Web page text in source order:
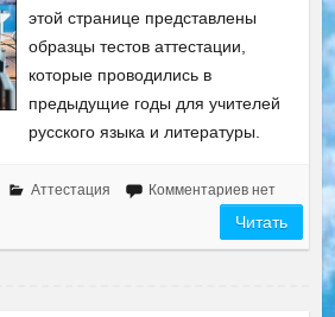
этой странице представлены
образцы тестов аттестации,
которые проводились в
предыдущие годы для учителей
русского языка и литературы.
Аттестация Комментариев нет
Читать